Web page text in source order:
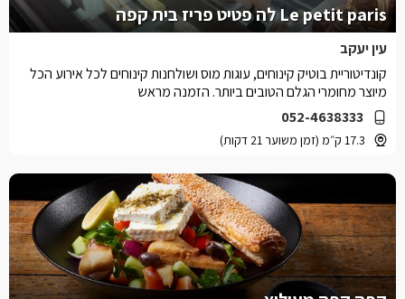
Le petit paris לה פטיט פריז בית קפה
עין יעקב
052-4638333
17.3 ק״מ (זמן משוער 21 דקות)
קונדיטוריית בוטיק קינוחים, עוגות מוס ושולחנות קינוחים לכל אירוע הכל
מיוצר מחומרי הגלם הטובים ביותר. הזמנה מראש